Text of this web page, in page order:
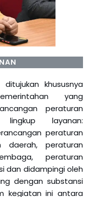
khususnya
yang
peraturan
lingkup layanan:
peraturan
daerah, peraturan
peraturan
dan didampingi oleh
dengan substansi
kegiatan ini antara